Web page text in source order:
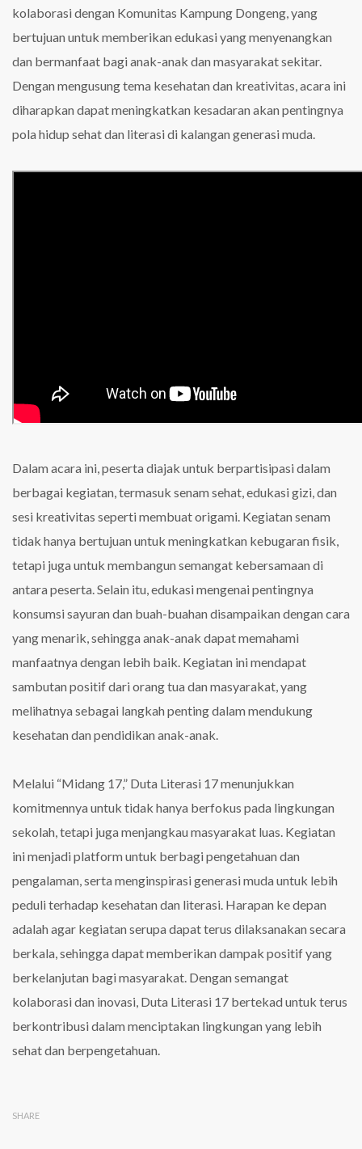
kolaborasi dengan Komunitas Kampung Dongeng, yang
bertujuan untuk memberikan edukasi yang menyenangkan
dan bermanfaat bagi anak-anak dan masyarakat sekitar.
Dengan mengusung tema kesehatan dan kreativitas, acara ini
diharapkan dapat meningkatkan kesadaran akan pentingnya
pola hidup sehat dan literasi di kalangan generasi muda.
Dalam acara ini, peserta diajak untuk berpartisipasi dalam
berbagai kegiatan, termasuk senam sehat, edukasi gizi, dan
sesi kreativitas seperti membuat origami. Kegiatan senam
tidak hanya bertujuan untuk meningkatkan kebugaran fisik,
tetapi juga untuk membangun semangat kebersamaan di
antara peserta. Selain itu, edukasi mengenai pentingnya
konsumsi sayuran dan buah-buahan disampaikan dengan cara
yang menarik, sehingga anak-anak dapat memahami
manfaatnya dengan lebih baik. Kegiatan ini mendapat
sambutan positif dari orang tua dan masyarakat, yang
melihatnya sebagai langkah penting dalam mendukung
kesehatan dan pendidikan anak-anak.
Melalui “Midang 17,” Duta Literasi 17 menunjukkan
komitmennya untuk tidak hanya berfokus pada lingkungan
sekolah, tetapi juga menjangkau masyarakat luas. Kegiatan
ini menjadi platform untuk berbagi pengetahuan dan
pengalaman, serta menginspirasi generasi muda untuk lebih
peduli terhadap kesehatan dan literasi. Harapan ke depan
adalah agar kegiatan serupa dapat terus dilaksanakan secara
berkala, sehingga dapat memberikan dampak positif yang
berkelanjutan bagi masyarakat. Dengan semangat
kolaborasi dan inovasi, Duta Literasi 17 bertekad untuk terus
berkontribusi dalam menciptakan lingkungan yang lebih
sehat dan berpengetahuan.
SHARE